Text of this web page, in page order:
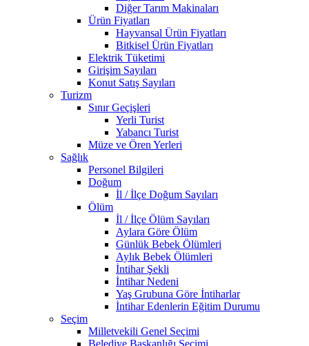
Diğer Tarım Makinaları
Ürün Fiyatları
Hayvansal Ürün Fiyatları
Bitkisel Ürün Fiyatları
Elektrik Tüketimi
Girişim Sayıları
Konut Satış Sayıları
Turizm
Sınır Geçişleri
Yerli Turist
Yabancı Turist
Müze ve Ören Yerleri
Sağlık
Personel Bilgileri
Doğum
İl / İlçe Doğum Sayıları
Ölüm
İl / İlçe Ölüm Sayıları
Aylara Göre Ölüm
Günlük Bebek Ölümleri
Aylık Bebek Ölümleri
İntihar Şekli
İntihar Nedeni
Yaş Grubuna Göre İntiharlar
İntihar Edenlerin Eğitim Durumu
Seçim
Milletvekili Genel Seçimi
Belediye Başkanlığı Seçimi